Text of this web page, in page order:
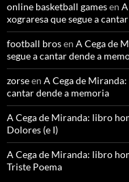
online basketball gamesen
xograresa que segue a
football brosen A Cega de
segue a cantar dende a
zorseen A Cega de
cantar dende a memoria
A Cega de Miranda: libro
Dolores (e I)
A Cega de Miranda: libro
Triste Poema